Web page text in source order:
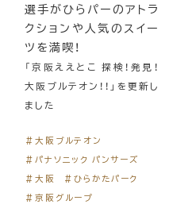
選手がひらパーのアトラ
クションや人気のスイー
ツを満喫！
「京阪ええとこ 探検！発見！
大阪ブルテオン！！」を更新し
ました
＃大阪ブルテオン
＃パナソニック パンサーズ
＃大阪
＃ひらかたパーク
＃京阪グループ